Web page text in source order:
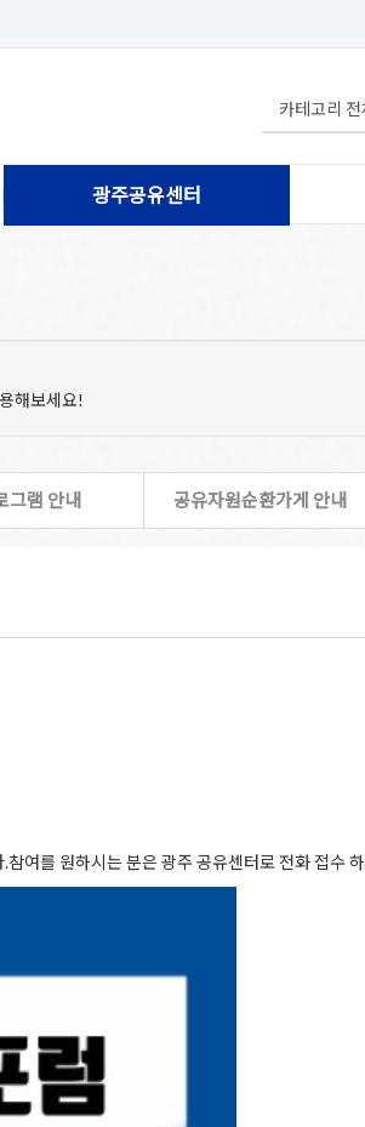
광주공유센터
해보세요!
그램 안내 공유자원순환가게 안내
여를 원하시는 분은 광주 공유센터로 전화 접수